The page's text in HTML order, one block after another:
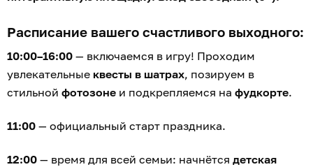
Расписание вашего счастливого выходного:
10:00–16:00 — включаемся в игру! Проходим
увлекательные квесты в шатрах, позируем в
стильной фотозоне и подкрепляемся на фудкорте.
11:00 — официальный старт праздника.
12:00 — время для всей семьи: начнётся детская